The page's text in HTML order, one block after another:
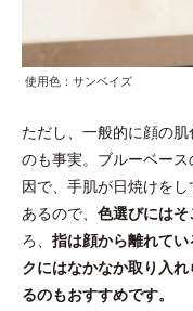
使用色：サンベイズ
ただし、一般的に顔の
のも事実。ブルーベー
因で、手肌が日焼けを
あるので、 色選びにはそ
ろ、 指は顔から離れて
クにはなかなか取り入
るのもおすすめです。